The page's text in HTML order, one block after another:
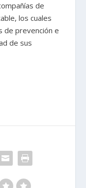
de
los cuales
de prevención e
de sus